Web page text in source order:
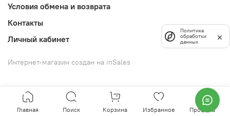
Условия обмена и возврата
Контакты
Личный кабинет
Интернет-магазин создан на inSales
Главная Поиск Корзина Избранное Профиль
Политика
обработки
данных